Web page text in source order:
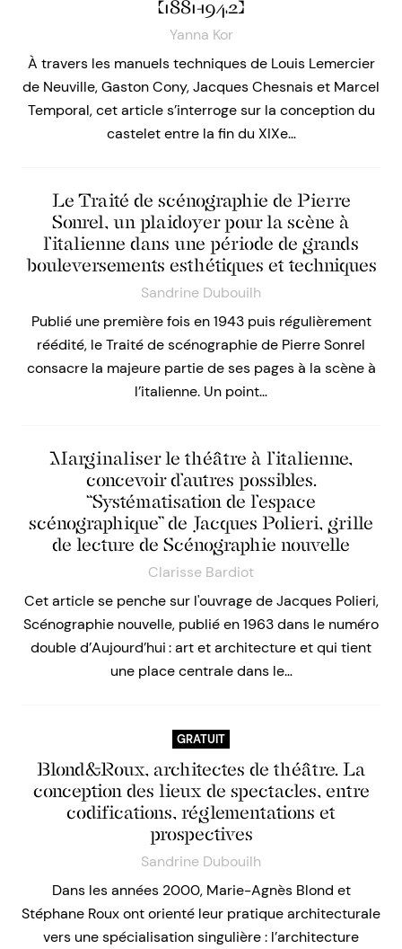
(1881-1942)
Yanna Kor
À travers les manuels techniques de Louis Lemercier
de Neuville, Gaston Cony, Jacques Chesnais et Marcel
Temporal, cet article s’interroge sur la conception du
castelet entre la fin du XIXe…
Le Traité de scénographie de Pierre
Sonrel, un plaidoyer pour la scène à
l’italienne dans une période de grands
bouleversements esthétiques et techniques
Sandrine Dubouilh
Publié une première fois en 1943 puis régulièrement
réédité, le Traité de scénographie de Pierre Sonrel
consacre la majeure partie de ses pages à la scène à
l’italienne. Un point…
Marginaliser le théâtre à l’italienne,
concevoir d’autres possibles.
“Systématisation de l’espace
scénographique” de Jacques Polieri, grille
de lecture de Scénographie nouvelle
Clarisse Bardiot
Cet article se penche sur l'ouvrage de Jacques Polieri,
Scénographie nouvelle, publié en 1963 dans le numéro
double d’Aujourd’hui : art et architecture et qui tient
une place centrale dans le…
GRATUIT
Blond&Roux, architectes de théâtre. La
conception des lieux de spectacles, entre
codifications, réglementations et
prospectives
Sandrine Dubouilh
Dans les années 2000, Marie-Agnès Blond et
Stéphane Roux ont orienté leur pratique architecturale
vers une spécialisation singulière : l’architecture